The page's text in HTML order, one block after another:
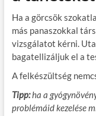
Ha a görcsök
más panaszokkal
vizsgálatot kérni.
bagatellizáljuk el a
A felkészültség
Tipp:ha a
problémáid kezelése